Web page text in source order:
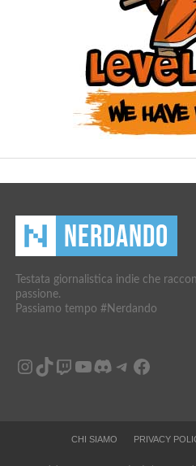
Testata giornalistica indie che
passione.
Passiamo tempo #Nerdando
Instagram
TikTok
Twitch
YouTube
Discord
Telegram
CHI SIAMO PRIVACY